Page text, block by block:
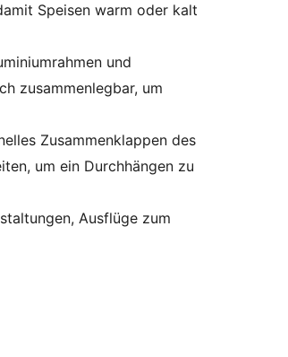
Speisen warm oder kalt
und
zusammenlegbar, um
Zusammenklappen des
um ein Durchhängen zu
Ausflüge zum